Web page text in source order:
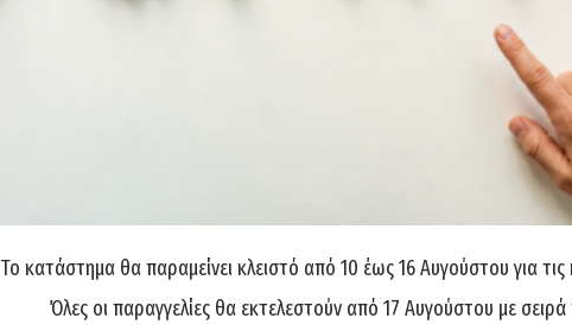
Το κατάστημα θα παραμείνει κλειστό από 10 έως 16 Αυγούστου για τις
Όλες οι παραγγελίες θα εκτελεστούν από 17 Αυγούστου με